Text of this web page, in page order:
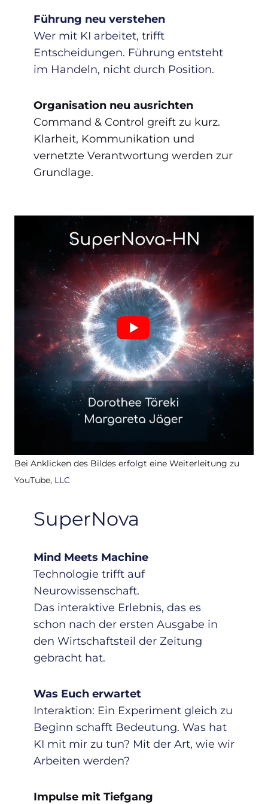
Führung neu verstehen
Wer mit KI arbeitet, trifft
Entscheidungen. Führung entsteht
im Handeln, nicht durch Position.
Organisation neu ausrichten
Command & Control greift zu kurz.
Klarheit, Kommunikation und
vernetzte Verantwortung werden zur
Grundlage.
Bei Anklicken des Bildes erfolgt eine Weiterleitung zu
YouTube, LLC
SuperNova
Mind Meets Machine
Technologie trifft auf
Neurowissenschaft.
Das interaktive Erlebnis, das es
schon nach der ersten Ausgabe in
den Wirtschaftsteil der Zeitung
gebracht hat.
Was Euch erwartet
Interaktion: Ein Experiment gleich zu
Beginn schafft Bedeutung. Was hat
KI mit mir zu tun? Mit der Art, wie wir
Arbeiten werden?
Impulse mit Tiefgang